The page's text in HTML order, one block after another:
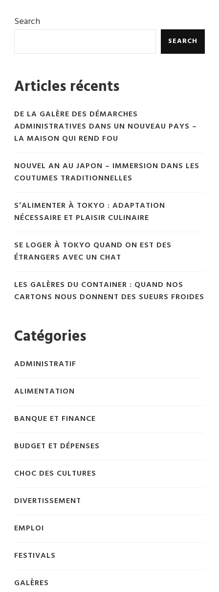
Search
SEARCH
Articles récents
DE LA GALÈRE DES DÉMARCHES
ADMINISTRATIVES DANS UN NOUVEAU PAYS –
LA MAISON QUI REND FOU
NOUVEL AN AU JAPON – IMMERSION DANS LES
COUTUMES TRADITIONNELLES
S’ALIMENTER À TOKYO : ADAPTATION
NÉCESSAIRE ET PLAISIR CULINAIRE
SE LOGER À TOKYO QUAND ON EST DES
ÉTRANGERS AVEC UN CHAT
LES GALÈRES DU CONTAINER : QUAND NOS
CARTONS NOUS DONNENT DES SUEURS FROIDES
Catégories
ADMINISTRATIF
ALIMENTATION
BANQUE ET FINANCE
BUDGET ET DÉPENSES
CHOC DES CULTURES
DIVERTISSEMENT
EMPLOI
FESTIVALS
GALÈRES